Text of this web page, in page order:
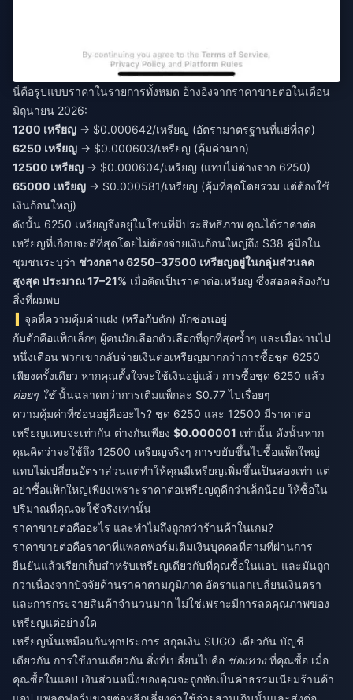
นี่คือรูปแบบราคาในรายการทั้งหมด อ้างอิงจากราคาขายต่อในเดือน
มิถุนายน 2026:
1200 เหรียญ → $0.000642/เหรียญ (อัตรามาตรฐานที่แย่ที่สุด)
6250 เหรียญ → $0.000603/เหรียญ (คุ้มค่ามาก)
12500 เหรียญ → $0.000604/เหรียญ (แทบไม่ต่างจาก 6250)
65000 เหรียญ → $0.000581/เหรียญ (คุ้มที่สุดโดยรวม แต่ต้องใช้
เงินก้อนใหญ่)
ดังนั้น 6250 เหรียญจึงอยู่ในโซนที่มีประสิทธิภาพ คุณได้ราคาต่อ
เหรียญที่เกือบจะดีที่สุดโดยไม่ต้องจ่ายเงินก้อนใหญ่ถึง $38 คู่มือใน
ชุมชนระบุว่า ช่วงกลาง 6250–37500 เหรียญอยู่ในกลุ่มส่วนลด
สูงสุด ประมาณ 17–21% เมื่อคิดเป็นราคาต่อเหรียญ ซึ่งสอดคล้องกับ
สิ่งที่ผมพบ
จุดที่ความคุ้มค่าแฝง (หรือกับดัก) มักซ่อนอยู่
กับดักคือแพ็กเล็กๆ ผู้คนมักเลือกตัวเลือกที่ถูกที่สุดซ้ำๆ และเมื่อผ่านไป
หนึ่งเดือน พวกเขากลับจ่ายเงินต่อเหรียญมากกว่าการซื้อชุด 6250
เพียงครั้งเดียว หากคุณตั้งใจจะใช้เงินอยู่แล้ว การซื้อชุด 6250 แล้ว
ค่อยๆ ใช้นั้นฉลาดกว่าการเติมแพ็กละ $0.77 ไปเรื่อยๆ
ความคุ้มค่าที่ซ่อนอยู่คืออะไร? ชุด 6250 และ 12500 มีราคาต่อ
เหรียญแทบจะเท่ากัน ต่างกันเพียง $0.000001 เท่านั้น ดังนั้นหาก
คุณคิดว่าจะใช้ถึง 12500 เหรียญจริงๆ การขยับขึ้นไปซื้อแพ็กใหญ่
แทบไม่เปลี่ยนอัตราส่วนแต่ทำให้คุณมีเหรียญเพิ่มขึ้นเป็นสองเท่า แต่
อย่าซื้อแพ็กใหญ่เพียงเพราะราคาต่อเหรียญดูดีกว่าเล็กน้อย ให้ซื้อใน
ปริมาณที่คุณจะใช้จริงเท่านั้น
ราคาขายต่อคืออะไร และทำไมถึงถูกกว่าร้านค้าในเกม?
ราคาขายต่อคือราคาที่แพลตฟอร์มเติมเงินบุคคลที่สามที่ผ่านการ
ยืนยันแล้วเรียกเก็บสำหรับเหรียญเดียวกับที่คุณซื้อในแอป และมันถูก
กว่าเนื่องจากปัจจัยด้านราคาตามภูมิภาค อัตราแลกเปลี่ยนเงินตรา
และการกระจายสินค้าจำนวนมาก ไม่ใช่เพราะมีการลดคุณภาพของ
เหรียญแต่อย่างใด
เหรียญนั้นเหมือนกันทุกประการ สกุลเงิน SUGO เดียวกัน บัญชี
เดียวกัน การใช้งานเดียวกัน สิ่งที่เปลี่ยนไปคือ ช่องทางที่คุณซื้อ เมื่อ
คุณซื้อในแอป เงินส่วนหนึ่งของคุณจะถูกหักเป็นค่าธรรมเนียมร้านค้า